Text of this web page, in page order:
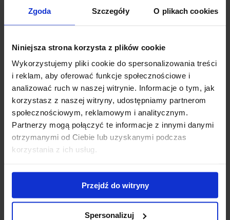
Zgoda Szczegóły O plikach cookies
Niniejsza strona korzysta z plików cookie
Wykorzystujemy pliki cookie do spersonalizowania treści
i reklam, aby oferować funkcje społecznościowe i
analizować ruch w naszej witrynie. Informacje o tym, jak
korzystasz z naszej witryny, udostępniamy partnerom
społecznościowym, reklamowym i analitycznym.
Partnerzy mogą połączyć te informacje z innymi danymi
otrzymanymi od Ciebie lub uzyskanymi podczas
korzystania z ich usług.
Przejdź do witryny
Spersonalizuj